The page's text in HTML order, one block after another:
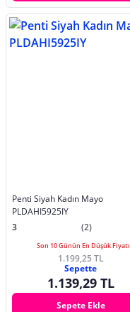
Penti Siyah Kadın Mayo
PLDAHI5925IY
3
(2)
Son 10 Günün En Düşük Fiyatı
1.199,25 TL
Sepette
1.139,29 TL
Sepete Ekle